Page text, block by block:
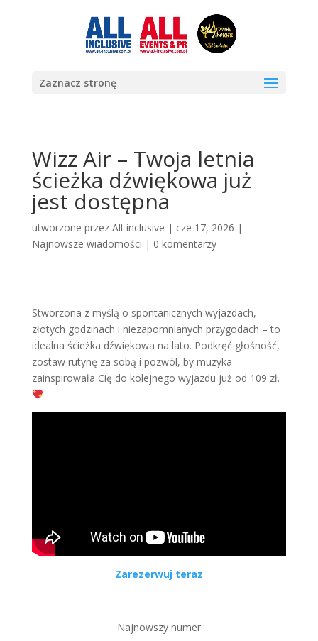
Zaznacz stronę
Wizz Air – Twoja letnia
ścieżka dźwiękowa już
jest dostępna
utworzone przez All-inclusive | cze 17, 2026 |
Najnowsze wiadomości | 0 komentarzy
Stworzona z myślą o spontanicznych wyjazdach,
złotych godzinach i niezapomnianych przygodach – to
idealna ścieżka dźwiękowa na lato. Podkręć głośność,
zostaw rutynę za sobą i pozwól, by muzyka
zainspirowała Cię do kolejnego wyjazdu już od 109 zł.
Zarezerwuj teraz
Najnowszy numer